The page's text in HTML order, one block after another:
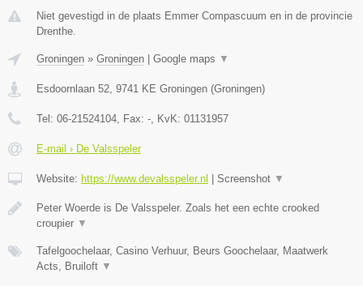
Niet gevestigd in de plaats Emmer Compascuum en in de provincie
Drenthe.
Groningen » Groningen | Google maps ▼
Esdoornlaan 52 9741 KE Groningen (Groningen)
Tel: 06-21524104 , Fax: - , KvK: 01131957
E-mail › De Valsspeler
Website: https://www.devalsspeler.nl | Screenshot ▼
Peter Woerde is De Valsspeler. Zoals het een echte crooked
croupier ▼
Tafelgoochelaar, Casino Verhuur, Beurs Goochelaar, Maatwerk
Acts, Bruiloft ▼